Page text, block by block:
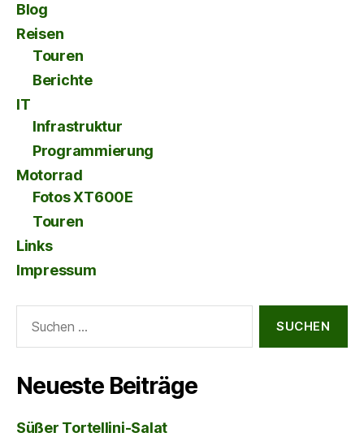
Blog
Reisen
Touren
Berichte
IT
Infrastruktur
Programmierung
Motorrad
Fotos XT600E
Touren
Links
Impressum
nach:
Neueste Beiträge
Süßer Tortellini-Salat